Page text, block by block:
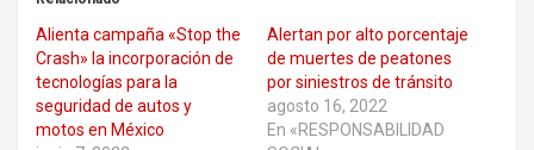
Alienta campaña «Stop the
Crash» la incorporación de
tecnologías para la
seguridad de autos y
motos en México
Alertan por alto porcentaje
de muertes de peatones
por siniestros de tránsito
agosto 16, 2022
En «RESPONSABILIDAD